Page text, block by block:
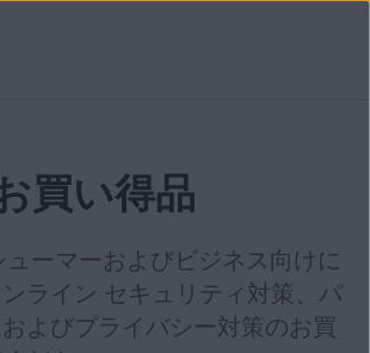
買い得品
ューマーおよびビジネス向けに
ライン セキュリティ対策、パ
よびプライバシー対策のお買